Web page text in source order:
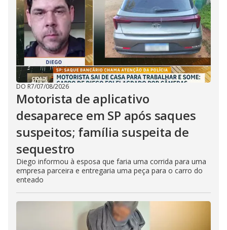
DO R7/07/08/2026
Motorista de aplicativo
desaparece em SP após saques
suspeitos; família suspeita de
sequestro
Diego informou à esposa que faria uma corrida para uma
empresa parceira e entregaria uma peça para o carro do
enteado